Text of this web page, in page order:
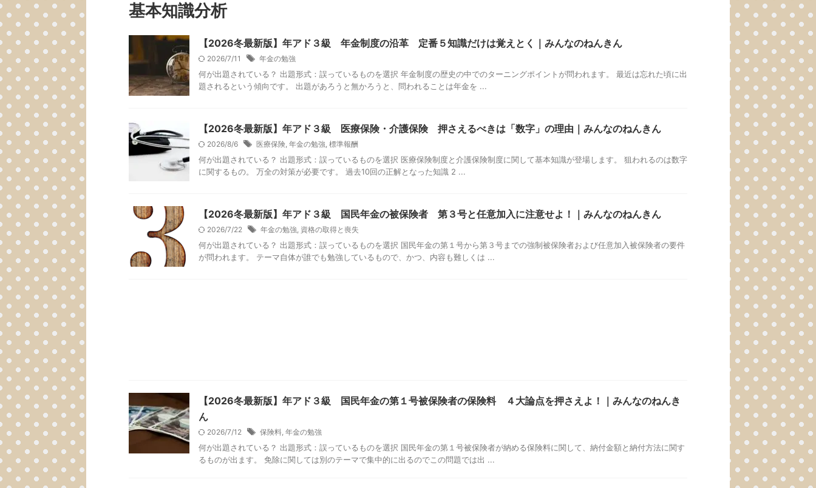
基本知識分析
【2026冬最新版】年アド３級 年金制度の沿革 定番５知識だけは覚えとく｜みんなのねんきん
2026/7/11 年金の勉強
何が出題されている？ 出題形式：誤っているものを選択 年金制度の歴史の中でのターニングポイントが問われます。 最近は忘れた頃に出
題されるという傾向です。 出題があろうと無かろうと、問われることは年金を ...
【2026冬最新版】年アド３級 医療保険・介護保険 押さえるべきは「数字」の理由｜みんなのねんきん
2026/8/6 医療保険, 年金の勉強, 標準報酬
何が出題されている？ 出題形式：誤っているものを選択 医療保険制度と介護保険制度に関して基本知識が登場します。 狙われるのは数字
に関するもの。 万全の対策が必要です。 過去10回の正解となった知識 2 ...
【2026冬最新版】年アド３級 国民年金の被保険者 第３号と任意加入に注意せよ！｜みんなのねんきん
2026/7/22 年金の勉強, 資格の取得と喪失
何が出題されている？ 出題形式：誤っているものを選択 国民年金の第１号から第３号までの強制被保険者および任意加入被保険者の要件
が問われます。 テーマ自体が誰でも勉強しているもので、かつ、内容も難しくは ...
【2026冬最新版】年アド３級 国民年金の第１号被保険者の保険料 ４大論点を押さえよ！｜みんなのねんき
ん
2026/7/12 保険料, 年金の勉強
何が出題されている？ 出題形式：誤っているものを選択 国民年金の第１号被保険者が納める保険料に関して、納付金額と納付方法に関す
るものが出ます。 免除に関しては別のテーマで集中的に出るのでこの問題では出 ...